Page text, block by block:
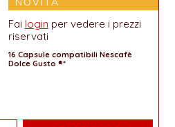
Fai login per vedere i prezzi
riservati
16 Capsule compatibili Nescafè
Dolce Gusto ®*